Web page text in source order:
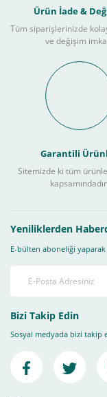
Ürün İade &
Tüm siparişlerinizde
ve değişim
Garantili
Sitemizde ki tüm
Yeniliklerden
E-bülten aboneliği
Bizi Takip Edin
Sosyal medyada bizi takip